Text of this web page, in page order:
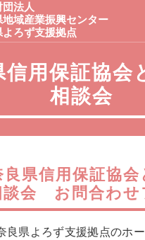
法人
地域産業振興センター
ろず支援拠点
信用保証協会
相談会
良県信用保証協会
談会 お問合わせ
良県よろず支援拠点のホ